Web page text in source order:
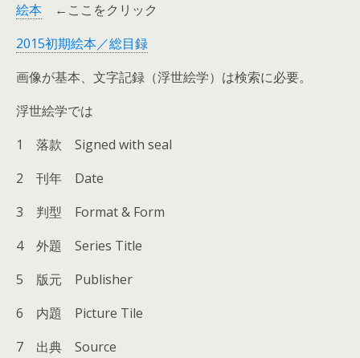
絵本 ←ここをクリック
2015初期絵本／総目録
画像が基本、文字記録（浮世絵学）は検索に必要。
浮世絵学では
1 落款 Signed with seal
2 刊年 Date
3 判型 Format & Form
4 外題 Series Title
5 版元 Publisher
6 内題 Picture Tile
7 出典 Source